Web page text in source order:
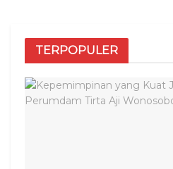
TERPOPULER